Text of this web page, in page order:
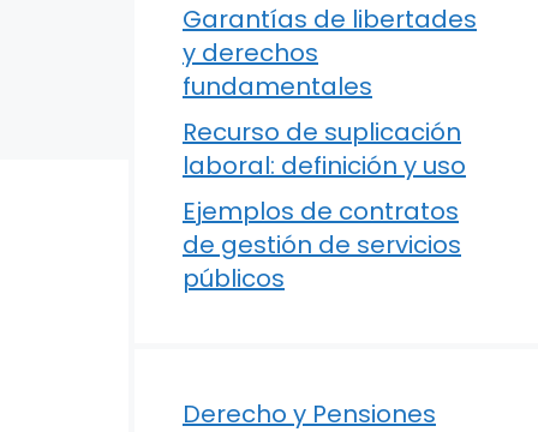
Garantías de libertades
y derechos
fundamentales
Recurso de suplicación
laboral: definición y uso
Ejemplos de contratos
de gestión de servicios
públicos
Derecho y Pensiones